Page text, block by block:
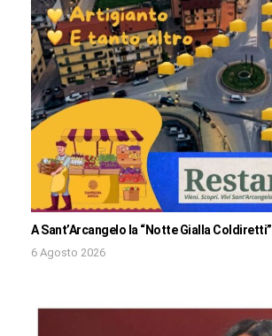
A Sant’Arcangelo la “Notte Gialla Coldiretti”
6 Agosto 2026